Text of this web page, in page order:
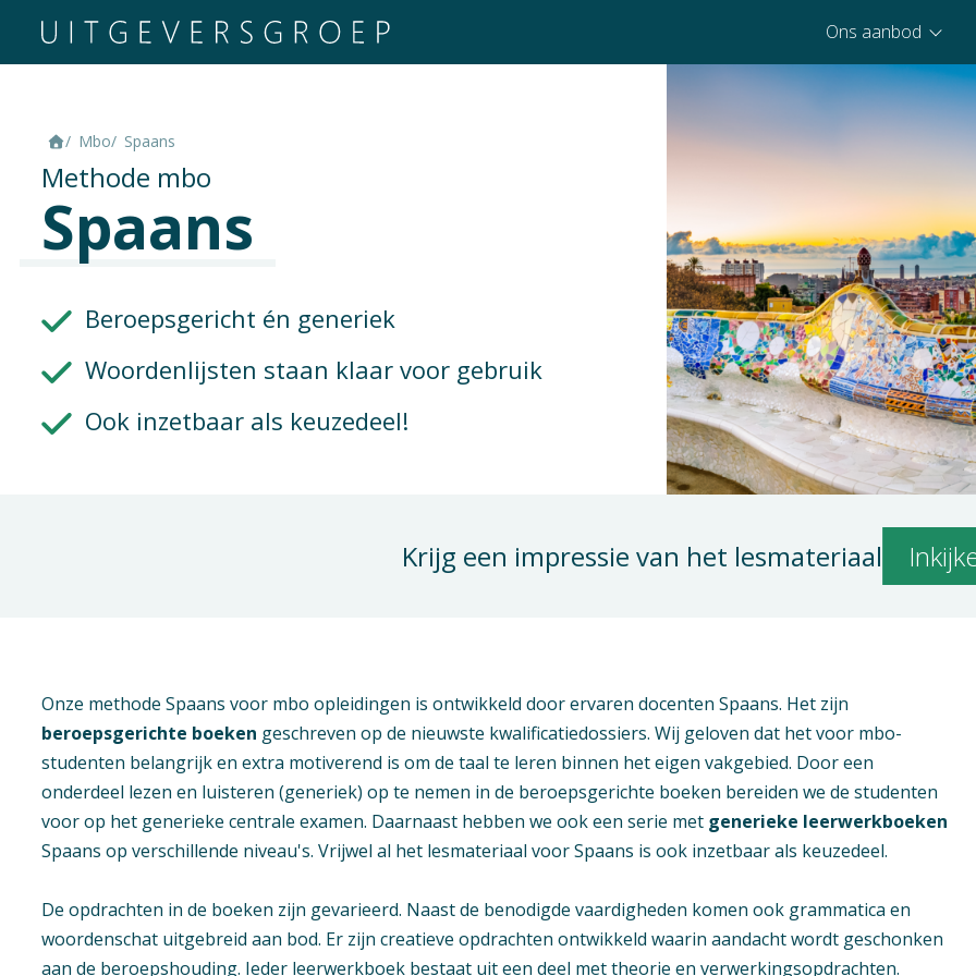
Ons aanbod
Mbo Spaans
Methode mbo
Spaans
Beroepsgericht én generiek
Woordenlijsten staan klaar voor gebruik
Ook inzetbaar als keuzedeel!
Krijg een impressie van het lesmateriaal
Onze methode Spaans voor mbo opleidingen is ontwikkeld door ervaren docenten Spaans. Het zijn
beroepsgerichte boeken geschreven op de nieuwste kwalificatiedossiers. Wij geloven dat het voor mbo-
studenten belangrijk en extra motiverend is om de taal te leren binnen het eigen vakgebied. Door een
onderdeel lezen en luisteren (generiek) op te nemen in de beroepsgerichte boeken bereiden we de studenten
voor op het generieke centrale examen. Daarnaast hebben we ook een serie met generieke leerwerkboeken
Spaans op verschillende niveau's. Vrijwel al het lesmateriaal voor Spaans is ook inzetbaar als keuzedeel.
De opdrachten in de boeken zijn gevarieerd. Naast de benodigde vaardigheden komen ook grammatica en
woordenschat uitgebreid aan bod. Er zijn creatieve opdrachten ontwikkeld waarin aandacht wordt geschonken
aan de beroepshouding. Ieder leerwerkboek bestaat uit een deel met theorie en verwerkingsopdrachten.